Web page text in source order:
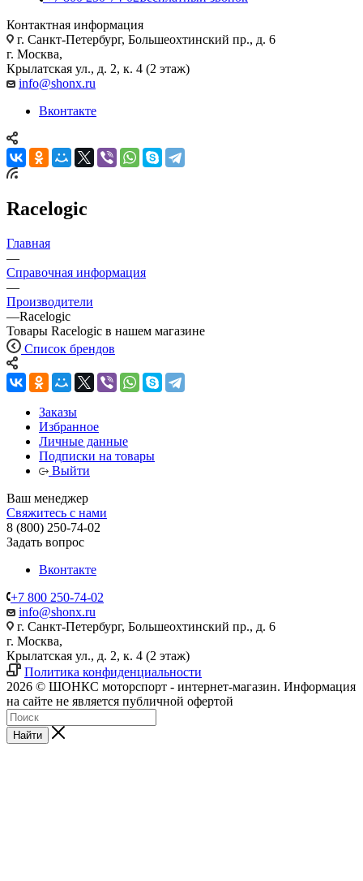
Контактная информация
г. Санкт-Петербург, Большеохтинский пр., д. 6
г. Москва,
Крылатская ул., д. 2, к. 4 (2 этаж)
info@shonx.ru
Вконтакте
Racelogic
Главная
—
Справочная информация
—
Производители
—Racelogic
Товары Racelogic в нашем магазине
Список брендов
Заказы
Избранное
Личные данные
Подписки на товары
Выйти
Ваш менеджер
Свяжитесь с нами
8 (800) 250-74-02
Задать вопрос
Вконтакте
+7 800 250-74-02
info@shonx.ru
г. Санкт-Петербург, Большеохтинский пр., д. 6
г. Москва,
Крылатская ул., д. 2, к. 4 (2 этаж)
Политика конфиденциальности
2026 © ШОНКС моторспорт - интернет-магазин. Информация
на сайте не является публичной офертой
Найти